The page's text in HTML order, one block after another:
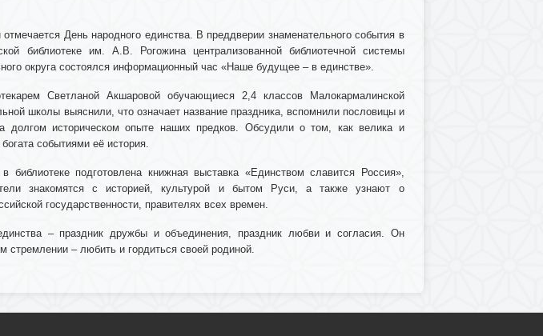
День народного единства. В преддверии знаменательного события в
библиотеке им. А.В. Рогожина централизованной библиотечной системы
округа состоялся информационный час «Наше будущее – в единстве».
Светланой Акшаровой обучающиеся 2,4 классов Малокармалинской
школы выяснили, что означает название праздника, вспомнили пословицы и
долгом историческом опыте наших предков. Обсудили о том, как велика и
событиями её история.
библиотеке подготовлена книжная выставка «Единством славится Россия»,
знакомятся с историей, культурой и бытом Руси, а также узнают о
государственности, правителях всех времен.
– праздник дружбы и объединения, праздник любви и согласия. Он
стремлении – любить и гордиться своей родиной.